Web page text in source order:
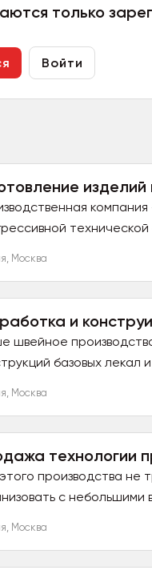
только
Войти
, Москва
и
швейное
базовых лекал
, Москва
технологии
производства не
с небольшими
, Москва